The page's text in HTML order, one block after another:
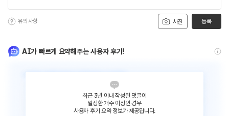
사진
유의사항 등록
AI가 빠르게 요약해주는 사용자 후기!
최근 3년 이내 작성된 댓글이
일정한 개수 이상인 경우
사용자 후기 요약 정보가 제공됩니다.